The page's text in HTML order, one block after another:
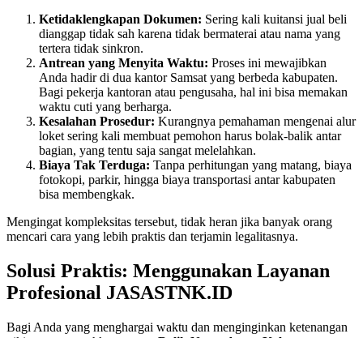
Ketidaklengkapan Dokumen: Sering kali kuitansi jual beli
dianggap tidak sah karena tidak bermaterai atau nama yang
tertera tidak sinkron.
Antrean yang Menyita Waktu: Proses ini mewajibkan
Anda hadir di dua kantor Samsat yang berbeda kabupaten.
Bagi pekerja kantoran atau pengusaha, hal ini bisa memakan
waktu cuti yang berharga.
Kesalahan Prosedur: Kurangnya pemahaman mengenai alur
loket sering kali membuat pemohon harus bolak-balik antar
bagian, yang tentu saja sangat melelahkan.
Biaya Tak Terduga: Tanpa perhitungan yang matang, biaya
fotokopi, parkir, hingga biaya transportasi antar kabupaten
bisa membengkak.
Mengingat kompleksitas tersebut, tidak heran jika banyak orang
mencari cara yang lebih praktis dan terjamin legalitasnya.
Solusi Praktis: Menggunakan Layanan
Profesional JASASTNK.ID
Bagi Anda yang menghargai waktu dan menginginkan ketenangan